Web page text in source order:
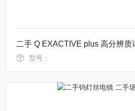
二手 Q EXACTIVE plus 高分辨质
型号：